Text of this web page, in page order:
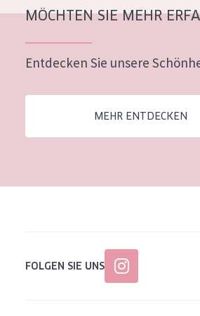
Mischhaut und fettige Haut
Reife Haut
Der Sonne ausgesetzte Haut
Jedes alter
Reife Haut
MÖCHTEN SIE MEHR
Entdecken Sie unsere
MEHR ENTDECKEN
FOLGEN SIE UNS